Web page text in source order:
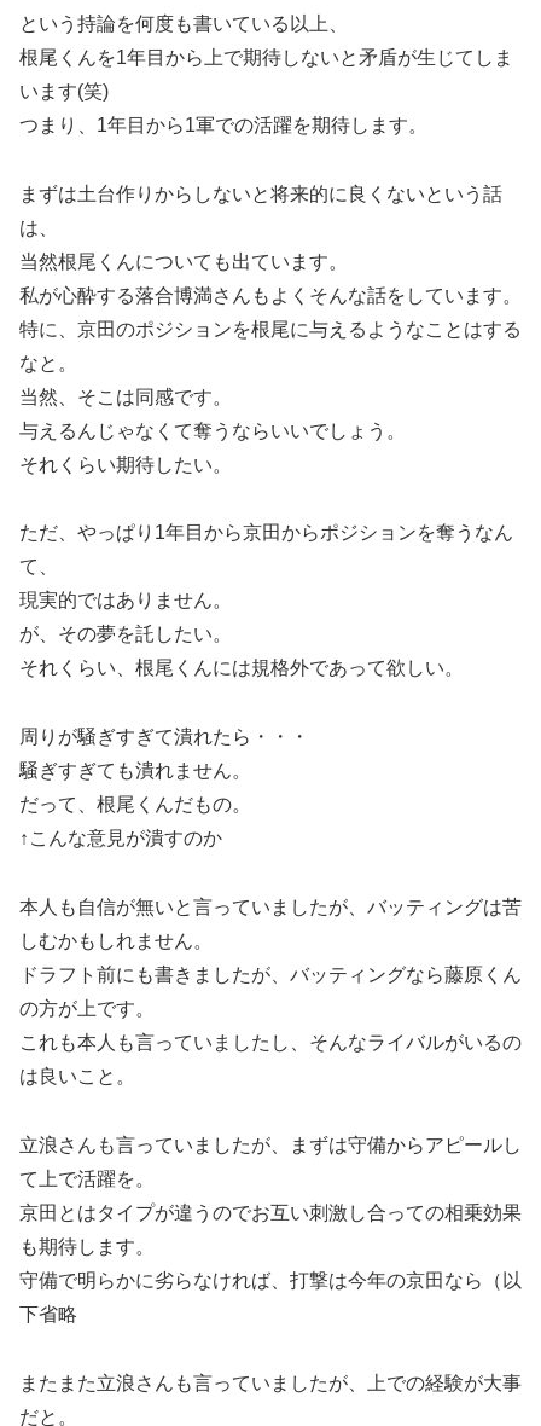
という持論を何度も書いている以上、
根尾くんを1年目から上で期待しないと矛盾が生じてしま
います(笑)
つまり、1年目から1軍での活躍を期待します。
まずは土台作りからしないと将来的に良くないという話
は、
当然根尾くんについても出ています。
私が心酔する落合博満さんもよくそんな話をしています。
特に、京田のポジションを根尾に与えるようなことはする
なと。
当然、そこは同感です。
与えるんじゃなくて奪うならいいでしょう。
それくらい期待したい。
ただ、やっぱり1年目から京田からポジションを奪うなん
て、
現実的ではありません。
が、その夢を託したい。
それくらい、根尾くんには規格外であって欲しい。
周りが騒ぎすぎて潰れたら・・・
騒ぎすぎても潰れません。
だって、根尾くんだもの。
↑こんな意見が潰すのか
本人も自信が無いと言っていましたが、バッティングは苦
しむかもしれません。
ドラフト前にも書きましたが、バッティングなら藤原くん
の方が上です。
これも本人も言っていましたし、そんなライバルがいるの
は良いこと。
立浪さんも言っていましたが、まずは守備からアピールし
て上で活躍を。
京田とはタイプが違うのでお互い刺激し合っての相乗効果
も期待します。
守備で明らかに劣らなければ、打撃は今年の京田なら（以
下省略
またまた立浪さんも言っていましたが、上での経験が大事
だと。